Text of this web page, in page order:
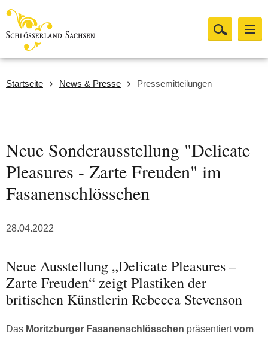
Startseite News & Presse Pressemitteilungen
Neue Sonderausstellung "Delicate
Pleasures - Zarte Freuden" im
Fasanenschlösschen
28.04.2022
Neue Ausstellung „Delicate Pleasures –
Zarte Freuden“ zeigt Plastiken der
britischen Künstlerin Rebecca Stevenson
Das Moritzburger Fasanenschlösschen präsentiertvom